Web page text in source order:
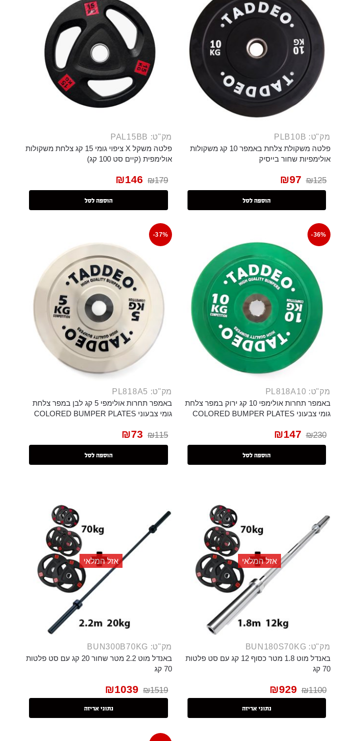
מק"ט: PLB10B
פלטה משקולת צלחת באמפר 10 קג משקולות
אולימפיות שחור בייסיק
₪125
₪97
הוספה לסל
מק"ט: PAL15BB
פלטה משקל X ציפוי גומי 15 קג צלחת משקולות
אולימפית (קיים סט 100 קג)
₪179
₪146
הוספה לסל
-36%
מק"ט: PL818A10
באמפר תחרות אולימפי 10 קג ירוק במפר צלחת
גומי צבעוני COLORED BUMPER PLATES
₪230
₪147
הוספה לסל
-37%
מק"ט: PL818A5
באמפר תחרות אולימפי 5 קג לבן במפר צלחת
גומי צבעוני COLORED BUMPER PLATES
₪115
₪73
הוספה לסל
אזל המלאי
מק"ט: BUN180S70KG
באנדל מוט 1.8 מטר כסוף 12 קג עם סט פלטות
70 קג
₪1100
₪929
נתוני אריזה
אזל המלאי
מק"ט: BUN300B70KG
באנדל מוט 2.2 מטר שחור 20 קג עם סט פלטות
70 קג
₪1519
₪1039
נתוני אריזה